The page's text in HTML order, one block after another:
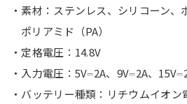
・素材：ステンレス、シリコーン、
ポリアミド（PA）
・定格電圧：14.8V
・入力電圧：5V⎓2A、9V⎓2A、
・バッテリー種類：リチウムイオン